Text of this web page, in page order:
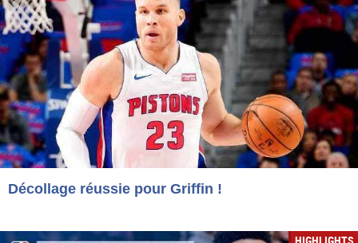
Décollage réussie pour Griffin !